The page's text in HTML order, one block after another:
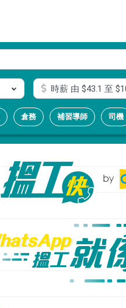
時薪由 $43.1 至 $
倉務 補習導師 司機